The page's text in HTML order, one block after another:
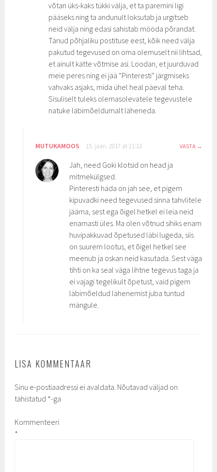
võtan üks-kaks tükki välja, et ta paremini ligi
pääseks ning ta andunult loksutab ja urgitseb
neid välja ning edasi sahistab mööda põrandat.
Tänud põhjaliku postituse eest, kõik need välja
pakutud tegevused on oma olemuselt nii lihtsad,
et ainult kätte võtmise asi. Loodan, et juurduvad
meie peres ning ei jää “Pinteresti” järgmiseks
vahvaks asjaks, mida ühel heal päeval teha.
Sisuliselt tuleks olemasolevatele tegevustele
natuke läbimõeldumalt läheneda.
MUTUKAMOOS 15. jaan. 2017 at 21:13 VASTA
Jah, need Goki klotsid on head ja
mitmekülgsed.
Pinteresti häda on jah see, et pigem
kipuvadki need tegevused sinna tahvlitele
jääma, sest ega õigel hetkel ei leia neid
enamasti üles. Ma olen võtnud sihiks enam
huvipakkuvad õpetused läbi lugeda, siis
on suurem lootus, et õigel hetkel see
meenub ja oskan neid kasutada. Sest väga
tihti on ka seal väga lihtne tegevus taga ja
ei vajagi tegelikult õpetust, vaid pigem
läbimõeldud lähenemist juba tuntud
mängule.
LISA KOMMENTAAR
Sinu e-postiaadressi ei avaldata. Nõutavad väljad on
tähistatud *-ga
Kommenteeri
*